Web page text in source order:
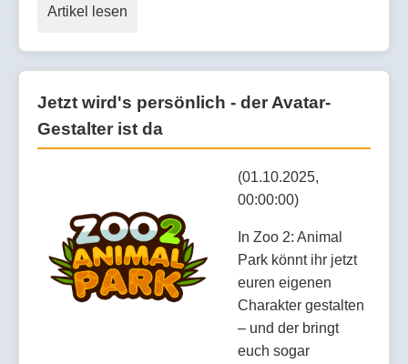
Artikel lesen
Jetzt wird's persönlich - der Avatar-
Gestalter ist da
(01.10.2025,
00:00:00)
In Zoo 2: Animal
Park könnt ihr jetzt
euren eigenen
Charakter gestalten
– und der bringt
euch sogar